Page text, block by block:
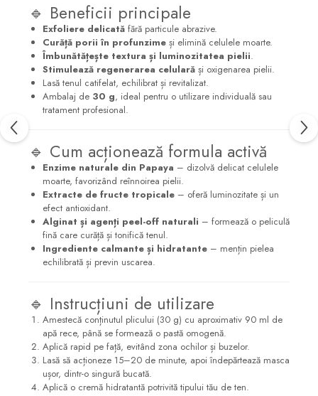
🔹 Beneficii principale
Exfoliere delicată fără particule abrazive.
Curăță porii în profunzime și elimină celulele moarte.
Îmbunătățește textura și luminozitatea pielii.
Stimulează regenerarea celulară și oxigenarea pielii.
Lasă tenul catifelat, echilibrat și revitalizat.
Ambalaj de 30 g, ideal pentru o utilizare individuală sau
tratament profesional.
🔹 Cum acționează formula activă
Enzime naturale din Papaya – dizolvă delicat celulele
moarte, favorizând reînnoirea pielii.
Extracte de fructe tropicale – oferă luminozitate și un
efect antioxidant.
Alginat și agenți peel-off naturali – formează o peliculă
fină care curăță și tonifică tenul.
Ingrediente calmante și hidratante – mențin pielea
echilibrată și previn uscarea.
🔹 Instrucțiuni de utilizare
Amestecă conținutul plicului (30 g) cu aproximativ 90 ml de
apă rece, până se formează o pastă omogenă.
Aplică rapid pe față, evitând zona ochilor și buzelor.
Lasă să acționeze 15–20 de minute, apoi îndepărtează masca
ușor, dintr-o singură bucată.
Aplică o cremă hidratantă potrivită tipului tău de ten.